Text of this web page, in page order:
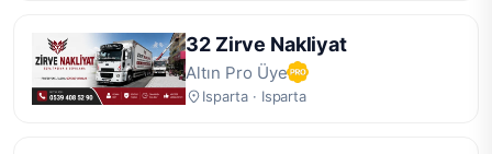
32 Zirve Nakliyat
Altın Pro Üye
Isparta · Isparta